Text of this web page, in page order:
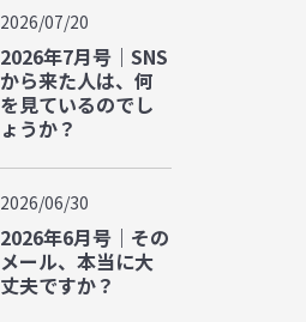
2026/07/20
2026年7月号｜SNS
から来た人は、何
を見ているのでし
ょうか？
2026/06/30
2026年6月号｜その
メール、本当に大
丈夫ですか？